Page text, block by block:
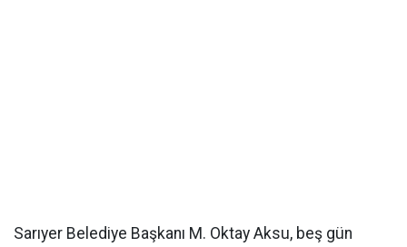
Sarıyer Belediye Başkanı M. Oktay Aksu, beş gün